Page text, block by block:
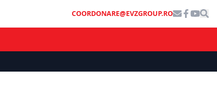
COORDONARE@EVZGROUP.RO